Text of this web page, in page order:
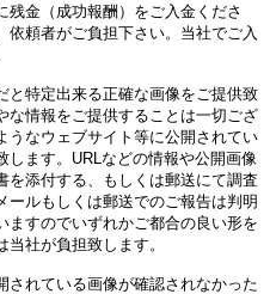
残金（成功報酬）をご入金くださ
頼者がご負担下さい。当社でご入
と特定出来る正確な画像をご提供致
な情報をご提供することは一切ござ
うなウェブサイト等に公開されてい
します。URLなどの情報や公開画像
を添付する、もしくは郵送にて調査
ールもしくは郵送でのご報告は判明
ますのでいずれかご都合の良い形を
社が負担致します。
されている画像が確認されなかった